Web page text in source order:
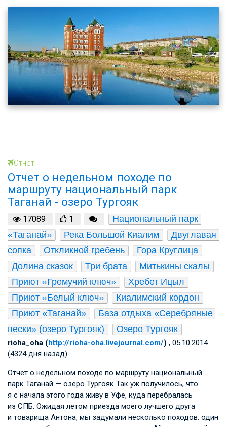
Отчет
Отчет о недельном походе по
маршруту национальный парк
Таганай - озеро Тургояк
17089 1
Национальный парк
«Таганай»
Река Большой Киалим
Двуглавая
сопка
Откликной гребень
Гора Круглица
Долина сказок
Три брата
Митькины скалы
Приют «Гремучий ключ»
Хребет Ицыл
Приют «Белый ключ»
Киалимский кордон
Приют «Таганай»
База отдыха «Серебряные
пески» (озеро Тургояк)
Озеро Тургояк
rioha_oha (http://rioha-oha.livejournal.com/) , 05.10.2014
(4324 дня назад)
Отчет о недельном походе по маршруту национальный
парк Таганай — озеро Тургояк Так уж получилось, что
я с начала этого года живу в Уфе, куда перебралась
из СПБ. Ожидая летом приезда моего лучшего друга
и товарища Антона, мы задумали несколько походов: один